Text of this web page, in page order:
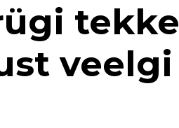
tekke
veelgi